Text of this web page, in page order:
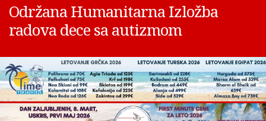
Održana Humanitarna Izložba
radova dece sa autizmom